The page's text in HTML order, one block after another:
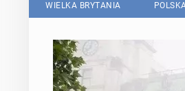
WIELKA BRYTANIA